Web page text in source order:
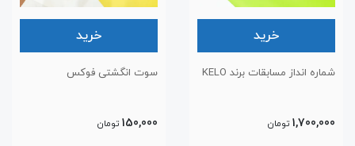
خرید
شماره انداز مسابقات برند KELO
1,700,000 تومان
خرید
سوت انگشتی فوکس
150,000 تومان